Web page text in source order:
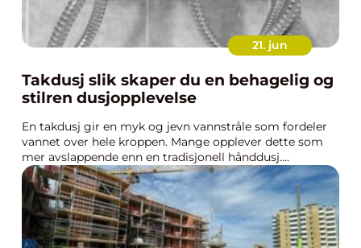
21. jun
Takdusj slik skaper du en behagelig og
stilren dusjopplevelse
En takdusj gir en myk og jevn vannstråle som fordeler
vannet over hele kroppen. Mange opplever dette som
mer avslappende enn en tradisjonell hånddusj....